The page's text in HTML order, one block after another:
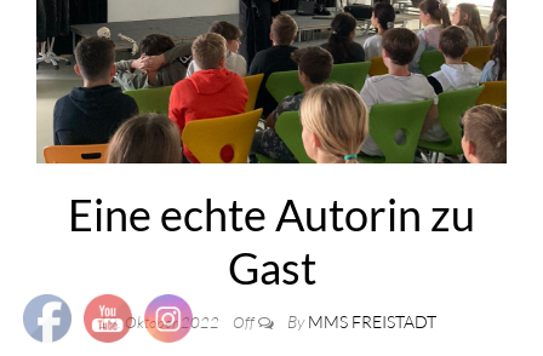
Eine echte Autorin zu
Gast
19. Oktober 2022 Off By MMS FREISTADT